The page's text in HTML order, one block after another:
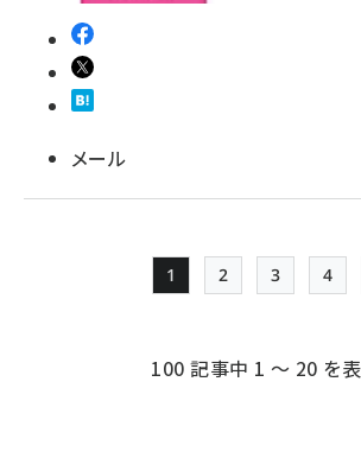
メール
ジ
Page
1
Page
2
Page
3 4
100 記事中 1 ～ 20 を